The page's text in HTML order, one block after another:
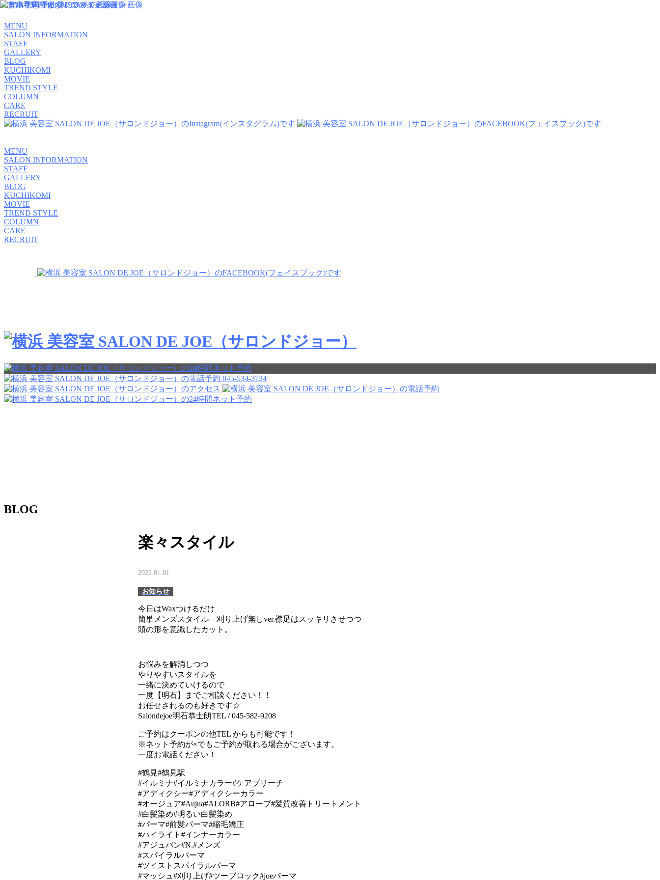
MENU
SALON INFORMATION
STAFF
GALLERY
BLOG
KUCHIKOMI
MOVIE
TREND STYLE
COLUMN
CARE
RECRUIT
MENU
SALON INFORMATION
STAFF
GALLERY
BLOG
KUCHIKOMI
MOVIE
TREND STYLE
COLUMN
CARE
RECRUIT
045-534-3734
BLOG
楽々スタイル
2023.01.01
お知らせ
今日はWaxつけるだけ
簡単メンズスタイル 刈り上げ無しver.襟足はスッキリさせつつ
頭の形を意識したカット。
お悩みを解消しつつ
やりやすいスタイルを
一緒に決めていけるので
一度【明石】までご相談ください！！
お任せされるのも好きです☆
Salondejoe明石恭士朗TEL / 045-582-9208
ご予約はクーポンの他TEL からも可能です！
※ネット予約が×でもご予約が取れる場合がございます。
一度お電話ください！
#鶴見#鶴見駅
#イルミナ#イルミナカラー#ケアブリーチ
#アディクシー#アディクシーカラー
#オージュア#Aujua#ALORB#アローブ#髪質改善トリートメント
#白髪染め#明るい白髪染め
#パーマ#前髪パーマ#縮毛矯正
#ハイライト#インナーカラー
#アジュバン#N.#メンズ
#スパイラルパーマ
#ツイストスパイラルパーマ
#マッシュ#刈り上げ#ツーブロック#joeパーマ